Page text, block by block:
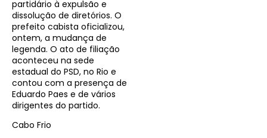
partidário à expulsão e
dissolução de diretórios. O
prefeito cabista oficializou,
ontem, a mudança de
legenda. O ato de filiação
aconteceu na sede
estadual do PSD, no Rio e
contou com a presença de
Eduardo Paes e de vários
dirigentes do partido.
Cabo Frio